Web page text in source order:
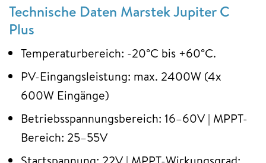
Technische Daten Marstek Jupiter C
Plus
Temperaturbereich: -20°C bis +60°C.
PV-Eingangsleistung: max. 2400W (4x
600W Eingänge)
Betriebsspannungsbereich: 16–60V | MPPT-
Bereich: 25–55V